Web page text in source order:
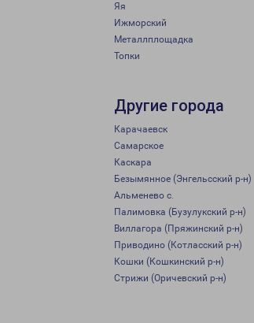
Яя
Ижморский
Металлплощадка
Топки
Другие города
Карачаевск
Самарское
Каскара
Безымянное (Энгельсский р-н)
Альменево с.
Палимовка (Бузулукский р-н)
Виллагора (Пряжинский р-н)
Приводино (Котласский р-н)
Кошки (Кошкинский р-н)
Стрижи (Оричевский р-н)